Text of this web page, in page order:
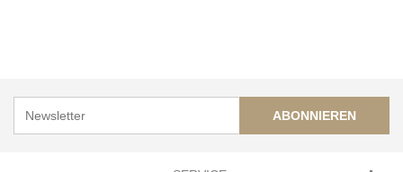
ABONNIEREN